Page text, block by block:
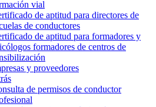
vial
de aptitud para directores de
de conductores
de aptitud para formadores y
formadores de centros de
y proveedores
de permisos de conductor